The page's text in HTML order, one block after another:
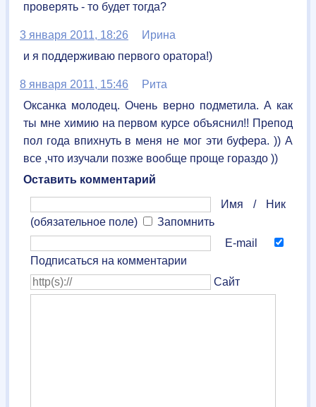
проверять - то будет тогда?
3 января 2011, 18:26
Ирина
и я поддерживаю первого оратора!)
8 января 2011, 15:46
Рита
Оксанка молодец. Очень верно подметила. А как
ты мне химию на первом курсе объяснил!! Препод
пол года впихнуть в меня не мог эти буфера. )) А
все ,что изучали позже вообще проще гораздо ))
Оставить комментарий
Имя / Ник
(обязательное поле)
Запомнить
E-mail
Подписаться на комментарии
Сайт